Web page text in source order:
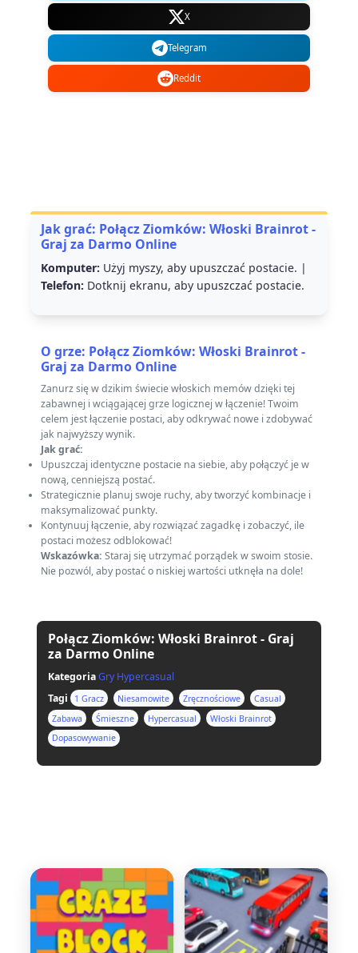
X
Telegram
Reddit
Jak grać: Połącz Ziomków: Włoski Brainrot -
Graj za Darmo Online
Komputer: Użyj myszy, aby upuszczać postacie. |
Telefon: Dotknij ekranu, aby upuszczać postacie.
O grze: Połącz Ziomków: Włoski Brainrot -
Graj za Darmo Online
Zanurz się w dzikim świecie włoskich memów dzięki tej
zabawnej i wciągającej grze logicznej w łączenie! Twoim
celem jest łączenie postaci, aby odkrywać nowe i zdobywać
jak najwyższy wynik.
Jak grać:
Upuszczaj identyczne postacie na siebie, aby połączyć je w
nową, cenniejszą postać.
Strategicznie planuj swoje ruchy, aby tworzyć kombinacje i
maksymalizować punkty.
Kontynuuj łączenie, aby rozwiązać zagadkę i zobaczyć, ile
postaci możesz odblokować!
Wskazówka: Staraj się utrzymać porządek w swoim stosie.
Nie pozwól, aby postać o niskiej wartości utknęła na dole!
Połącz Ziomków: Włoski Brainrot - Graj
za Darmo Online
Kategoria Gry Hypercasual
Tagi
1 Gracz Niesamowite Zręcznościowe
Casual
Zabawa
Śmieszne Hypercasual
Włoski Brainrot
Dopasowywanie